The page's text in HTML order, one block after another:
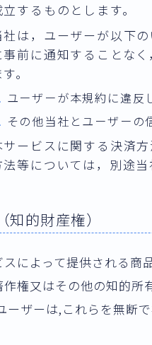
立するものとします。
社は，ユーザーが以下
事前に通知することな
。
ユーザーが本規約に違反
その他当社とユーザーの
サービスに関する決済
法等については，別途当
知的財産権）
によって提供される商
作権又はその他の知的所
ーザーは,これらを無断